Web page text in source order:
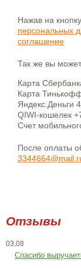
Нажав на
персональных
соглашение
Так же вы
Карта
Карта
Яндекс.Деньги
QIWI-кошелек
Счет
После оплаты
Отзывы
03.08
Спасибо